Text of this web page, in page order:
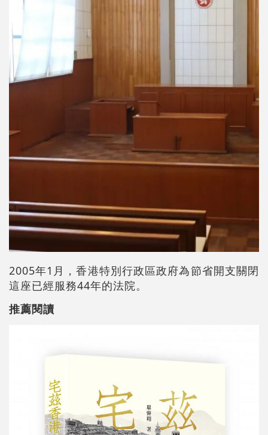
2005年1月，香港特別行政區政府為節省開支關閉
這座已經服務44年的法院。
推薦閱讀